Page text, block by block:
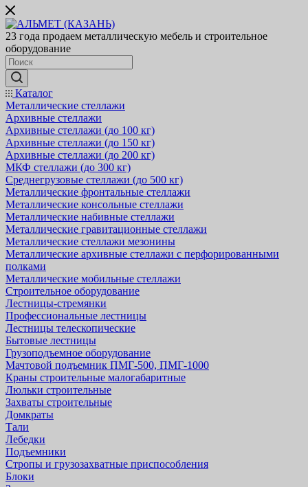
23 года продаем металлическую мебель и строительное
оборудование
Каталог
Металлические стеллажи
Архивные стеллажи
Архивные стеллажи (до 100 кг)
Архивные стеллажи (до 150 кг)
Архивные стеллажи (до 200 кг)
МКФ стеллажи (до 300 кг)
Среднегрузовые стеллажи (до 500 кг)
Металлические фронтальные стеллажи
Металлические консольные стеллажи
Металлические набивные стеллажи
Металлические гравитационные стеллажи
Металлические стеллажи мезонины
Металлические архивные стеллажи с перфорированными
полками
Металлические мобильные стеллажи
Строительное оборудование
Лестницы-стремянки
Профессиональные лестницы
Лестницы телескопические
Бытовые лестницы
Грузоподъемное оборудование
Мачтовой подъемник ПМГ-500, ПМГ-1000
Краны строительные малогабаритные
Люльки строительные
Захваты строительные
Домкраты
Тали
Лебедки
Подъемники
Стропы и грузозахватные приспособления
Блоки